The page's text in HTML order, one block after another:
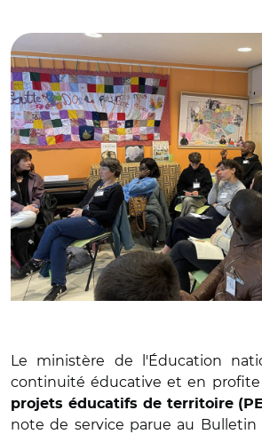
Le ministère de l'Éducation
continuité éducative et en profite
projets éducatifs de territoire
note de service parue au Bulletin